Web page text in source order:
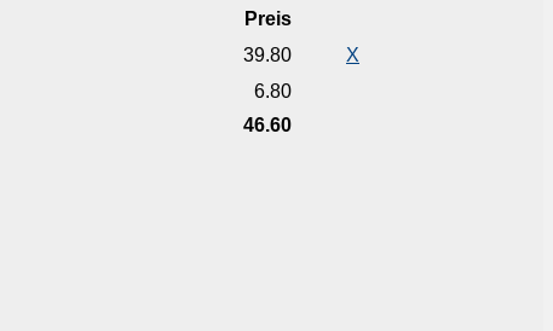
Preis
39.80
X
6.80
46.60